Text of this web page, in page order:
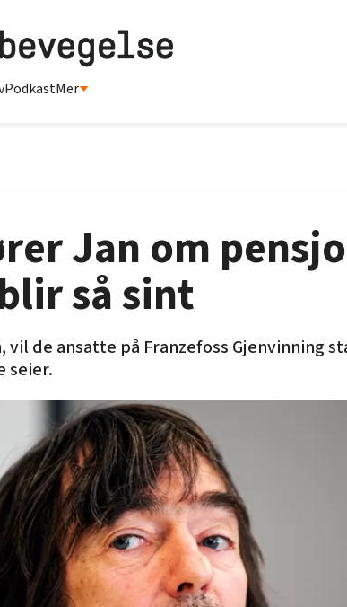
PodkastMer
Jan om
så sint
vil de ansatte på Franzefoss Gjenvinning
seier.